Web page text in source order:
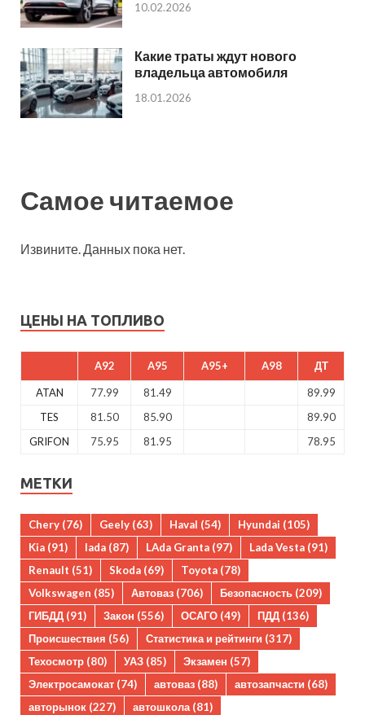
10.02.2026
Какие траты ждут нового
владельца автомобиля
18.01.2026
Самое читаемое
Извините. Данных пока нет.
ЦЕНЫ НА ТОПЛИВО
A92 A95 A95+ A98 ДТ
ATAN 77.99 81.49
89.99
TES
81.50 85.90
89.90
GRIFON
75.95 81.95 78.95
МЕТКИ
Chery (76) Geely (63) Haval (54) Hyundai (105)
Kia (91) lada (87) LAda Granta (97) Lada Vesta (91)
Renault (51) Skoda (69) Toyota (78)
Volkswagen (85) Автоваз (706) Безопасность (209)
ГИБДД (91) Закон (556) ОСАГО (49) ПДД (136)
Происшествия (56) Статистика и рейтинги (317)
Техосмотр (80) УАЗ (85) Экзамен (57)
Электросамокат (74) автоваз (88) автозапчасти (68)
авторынок (227) автошкола(81)